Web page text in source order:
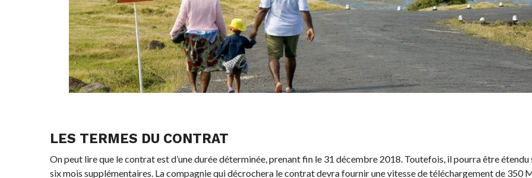
LES TERMES DU CONTRAT
On peut lire que le contrat est d’une durée déterminée, prenant fin le 31 décembre 2018. Toutefois, il pourra être étendu
six mois supplémentaires. La compagnie qui décrochera le contrat devra fournir une vitesse de téléchargement de 350